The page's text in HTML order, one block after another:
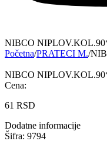
NIBCO
Početna/PRATECI M./
NIBCO
Cena:
61 RSD
Dodatne informacije
Šifra: 9794